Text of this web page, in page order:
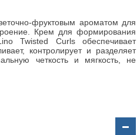
фруктовым ароматом для
Крем для формирования
Twisted Curls обеспечивает
контролирует и разделяет
четкость и мягкость, не